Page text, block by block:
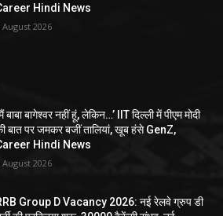
Hindi News
August 2026
बाबा बागेश्वर नहीं हूं, लेकिन…’ IIT दिल्ली में पीएम मोदी
बात पर जमकर बजीं तालियां, खूब हंसे GenZ,
Hindi News
August 2026
Group D Vacancy 2026: नई रेलवे ग्रुप डी